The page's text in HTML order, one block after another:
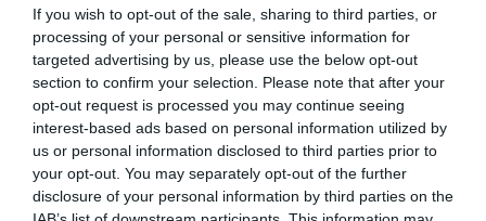
If you wish to opt-out of the sale, sharing to third parties, or
processing of your personal or sensitive information for
targeted advertising by us, please use the below opt-out
section to confirm your selection. Please note that after your
opt-out request is processed you may continue seeing
interest-based ads based on personal information utilized by
us or personal information disclosed to third parties prior to
your opt-out. You may separately opt-out of the further
disclosure of your personal information by third parties on the
tipología de activos, marcas, categorías de producto y
valor económico aproximado de cada acuerdo. Si
quieres más información, contacta con nosotros a
través de
intelligence@2playbook.com
Añadir2Playbookcomo fuente preferida de Google
de forma gratuita
Mantente informado con las últimas noticias de actualidad.
ACTIVAR AHORA